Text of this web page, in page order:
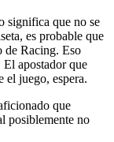
significa que no se
es probable que
de Racing. Eso
apostador que
el juego, espera.
que
posiblemente no